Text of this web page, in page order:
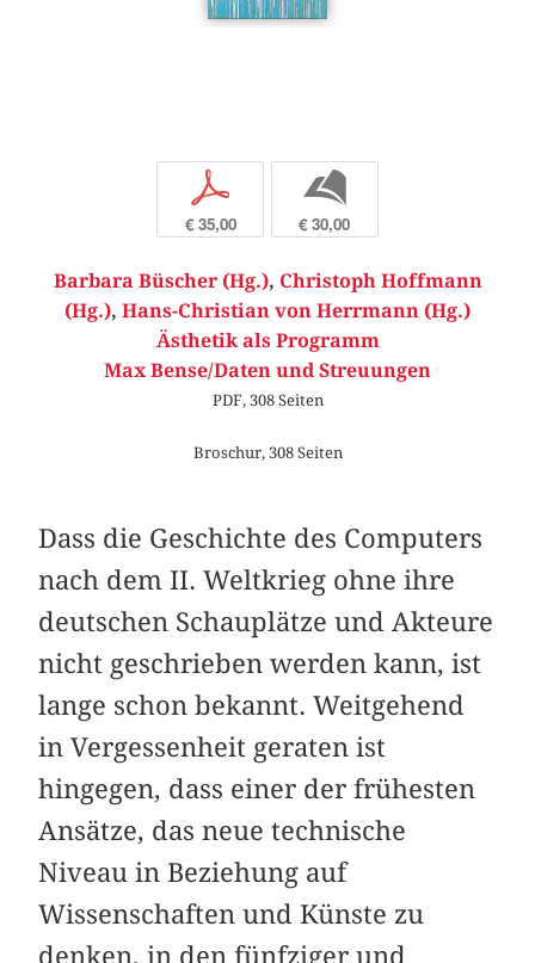
p
€ 35,00
b
€ 30,00
Barbara Büscher (Hg.), Christoph Hoffmann
(Hg.), Hans-Christian von Herrmann (Hg.)
Ästhetik als Programm
Max Bense/Daten und Streuungen
PDF, 308 Seiten
Broschur, 308 Seiten
Dass die Geschichte des Computers
nach dem II. Weltkrieg ohne ihre
deutschen Schauplätze und Akteure
nicht geschrieben werden kann, ist
lange schon bekannt. Weitgehend
in Vergessenheit geraten ist
hingegen, dass einer der frühesten
Ansätze, das neue technische
Niveau in Beziehung auf
Wissenschaften und Künste zu
denken, in den fünfziger und